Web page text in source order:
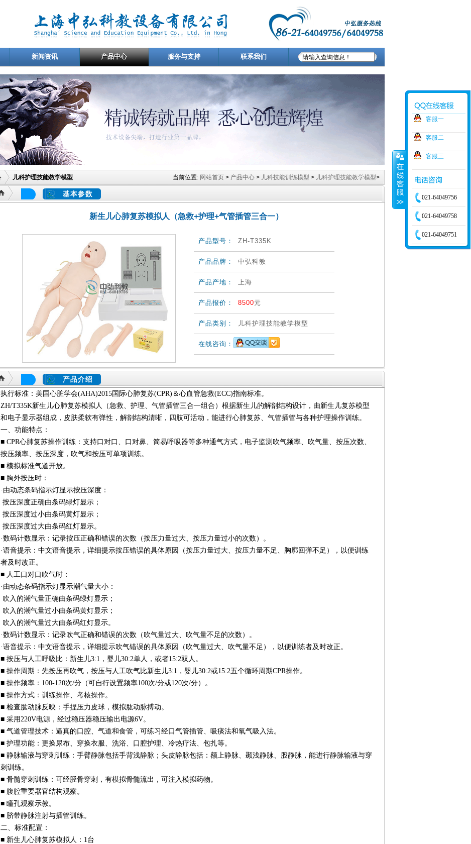
新闻资讯 产品中心 服务与支持 联系我们
当前位置: 网站首页 > 产品中心 > 儿科技能训练模型 > 儿科护理技能教学模型>
儿科护理技能教学模型
基本参数
新生儿心肺复苏模拟人（急救+护理+气管插管三合一）
产品型号： ZH-T335K
产品品牌： 中弘科教
产品产地： 上海
产品报价： 8500元
产品类别： 儿科护理技能教学模型
在线咨询：
产品介绍
执行标准：美国心脏学会(AHA)2015国际心肺复苏(CPR)＆心血管急救(ECC)指南标准。
ZH/T335K新生儿心肺复苏模拟人（急救、护理、气管插管三合一组合）根据新生儿的解剖结构设计，由新生儿复苏模型
和电子显示器组成，皮肤柔软有弹性，解剖结构清晰，四肢可活动，能进行心肺复苏、气管插管与各种护理操作训练。
一、功能特点：
■ CPR心肺复苏操作训练：支持口对口、口对鼻、简易呼吸器等多种通气方式，电子监测吹气频率、吹气量、按压次数、
按压频率、按压深度，吹气和按压可单项训练。
■ 模拟标准气道开放。
■ 胸外按压时：
·由动态条码指示灯显示按压深度：
按压深度正确由条码绿灯显示；
按压深度过小由条码黄灯显示；
按压深度过大由条码红灯显示。
·数码计数显示：记录按压正确和错误的次数（按压力量过大、按压力量过小的次数）。
·语音提示：中文语音提示，详细提示按压错误的具体原因（按压力量过大、按压力量不足、胸廓回弹不足），以便训练
者及时改正。
■ 人工口对口吹气时：
·由动态条码指示灯显示潮气量大小：
吹入的潮气量正确由条码绿灯显示；
吹入的潮气量过小由条码黄灯显示；
吹入的潮气量过大由条码红灯显示。
·数码计数显示：记录吹气正确和错误的次数（吹气量过大、吹气量不足的次数）。
·语音提示：中文语音提示，详细提示吹气错误的具体原因（吹气量过大、吹气量不足），以便训练者及时改正。
■ 按压与人工呼吸比：新生儿3:1，婴儿30:2单人，或者15:2双人。
■ 操作周期：先按压再吹气，按压与人工吹气比新生儿3:1，婴儿30:2或15:2五个循环周期CPR操作。
■ 操作频率：100-120次/分（可自行设置频率100次/分或120次/分）。
■ 操作方式：训练操作、考核操作。
■ 检查肱动脉反映：手捏压力皮球，模拟肱动脉搏动。
■ 采用220V电源，经过稳压器稳压输出电源6V。
■ 气道管理技术：逼真的口腔、气道和食管，可练习经口气管插管、吸痰法和氧气吸入法。
■ 护理功能：更换尿布、穿换衣服、洗浴、口腔护理、冷热疗法、包扎等。
■ 静脉输液与穿刺训练：手臂静脉包括手背浅静脉；头皮静脉包括：额上静脉、颞浅静脉、股静脉，能进行静脉输液与穿
刺训练。
■ 骨髓穿刺训练：可经胫骨穿刺，有模拟骨髓流出，可注入模拟药物。
■ 腹腔重要器官结构观察。
■ 瞳孔观察示教。
■ 脐带静脉注射与插管训练。
二、标准配置：
■ 新生儿心肺复苏模拟人：1台
客服一
客服二
客服三
021-64049756
021-64049758
021-64049751